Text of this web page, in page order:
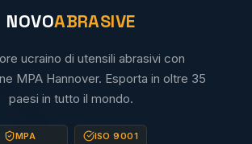
NOVOABRASIVE
ucraino di utensili abrasivi con
MPA Hannover. Esporta in oltre 35
paesi in tutto il mondo.
MPA ISO 9001